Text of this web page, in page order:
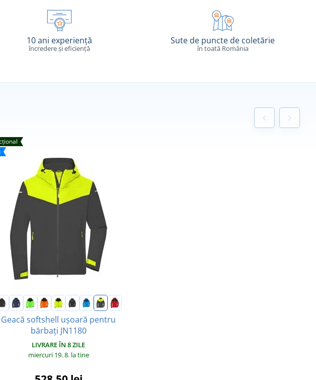
10 ani experiență
încredere și eficiență
Sute de puncte de coletărie
în toată România
Geacă softshell ușoară pentru
bărbați JN1180
LIVRARE ÎN 8 ZILE
miercuri 19. 8. la tine